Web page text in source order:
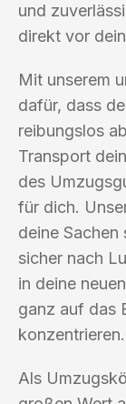
und
direkt vor
Mit unserem
dafür, dass
reibungslos
Transport
des
für dich.
deine
sicher nach
in deine
ganz auf das
konzentrieren.
Als